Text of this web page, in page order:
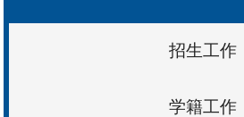
招生工作
学籍工作